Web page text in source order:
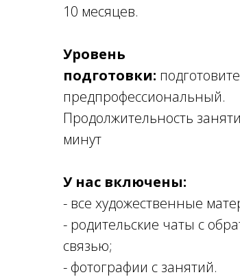
10 месяцев.
Уровень
подготовки:
предпрофессиональный.
Продолжительность
минут
У нас включены:
- все художественные
- родительские чаты с
связью;
- фотографии с занятий.